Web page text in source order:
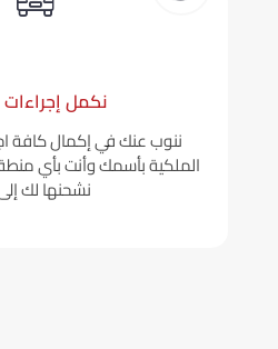
نكمل إجراءات
ننوب عنك في إكمال كافة
الملكية بأسمك وأنت بأي
نشحنها لك